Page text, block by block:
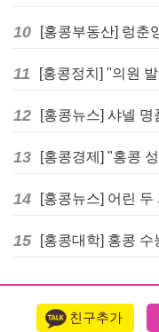
10
11
12
13
14
15
친구추가